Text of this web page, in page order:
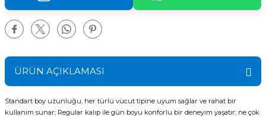
ÜRÜN AÇIKLAMASI
Standart boy uzunluğu, her türlü vücut tipine uyum sağlar ve rahat bir
kullanım sunar; Regular kalıp ile gün boyu konforlu bir deneyim yaşatır; ne çok